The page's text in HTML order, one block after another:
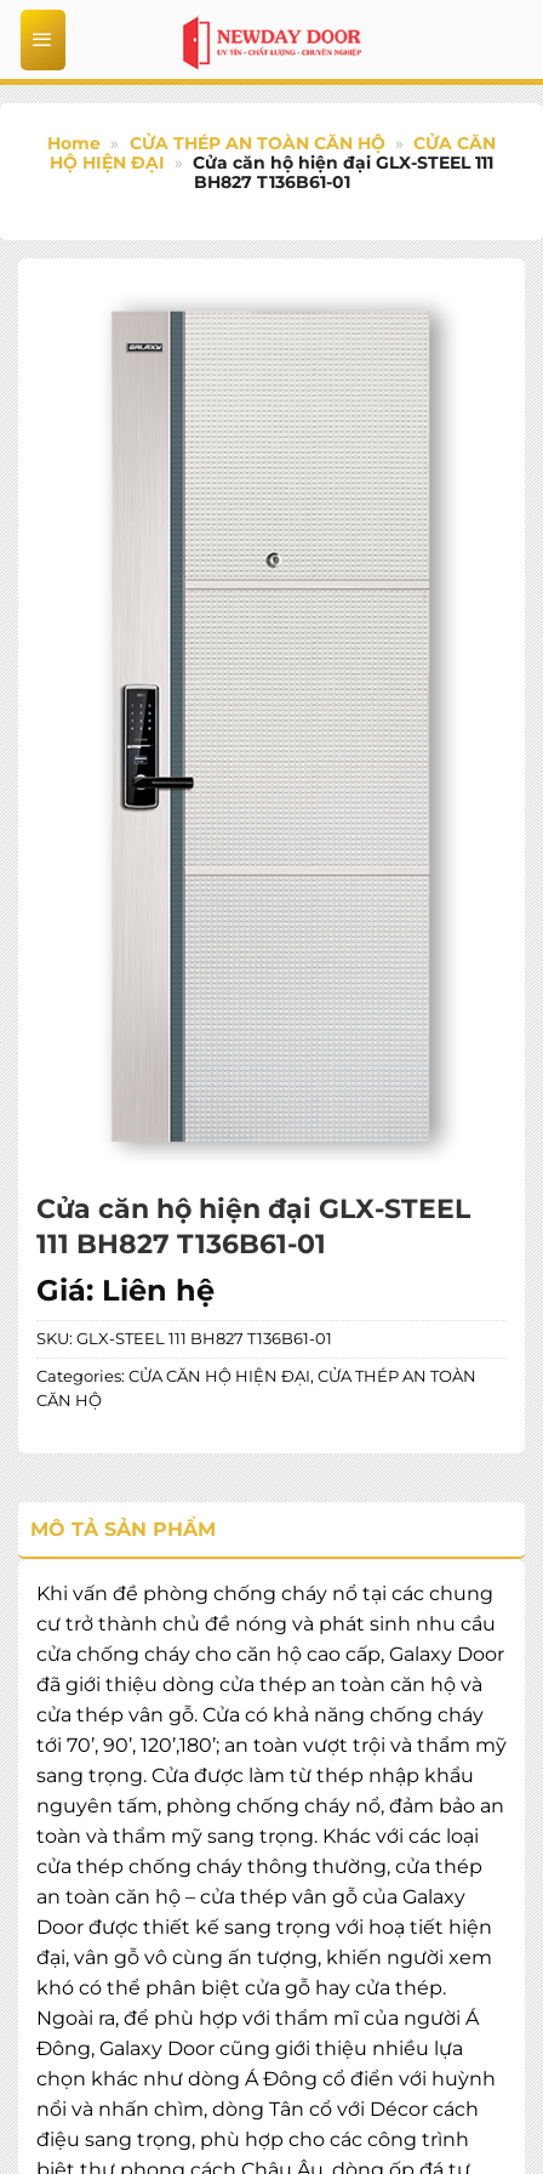
Bỏ
qua
nội
dung
Home » CỬA THÉP AN TOÀN CĂN HỘ » CỬA CĂN
HỘ HIỆN ĐẠI » Cửa căn hộ hiện đại GLX-STEEL 111
BH827 T136B61-01
Cửa căn hộ hiện đại GLX-STEEL
111 BH827 T136B61-01
Giá: Liên hệ
SKU: GLX-STEEL 111 BH827 T136B61-01
Categories: CỬA CĂN HỘ HIỆN ĐẠI, CỬA THÉP AN TOÀN
CĂN HỘ
MÔ TẢ SẢN PHẨM
Khi vấn đề phòng chống cháy nổ tại các chung
cư trở thành chủ đề nóng và phát sinh nhu cầu
cửa chống cháy cho căn hộ cao cấp, Galaxy Door
đã giới thiệu dòng cửa thép an toàn căn hộ và
cửa thép vân gỗ. Cửa có khả năng chống cháy
tới 70’, 90’, 120’,180’; an toàn vượt trội và thẩm mỹ
sang trọng. Cửa được làm từ thép nhập khẩu
nguyên tấm, phòng chống cháy nổ, đảm bảo an
toàn và thẩm mỹ sang trọng. Khác với các loại
cửa thép chống cháy thông thường, cửa thép
an toàn căn hộ – cửa thép vân gỗ của Galaxy
Door được thiết kế sang trọng với hoạ tiết hiện
đại, vân gỗ vô cùng ấn tượng, khiến người xem
khó có thể phân biệt cửa gỗ hay cửa thép.
Ngoài ra, để phù hợp với thẩm mĩ của người Á
Đông, Galaxy Door cũng giới thiệu nhiều lựa
chọn khác như dòng Á Đông cổ điển với huỳnh
nổi và nhấn chìm, dòng Tân cổ với Décor cách
điệu sang trọng, phù hợp cho các công trình